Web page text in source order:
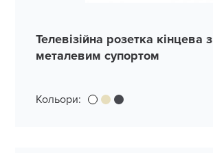
Телевізійна розетка кінцева з
металевим супортом
Кольори: